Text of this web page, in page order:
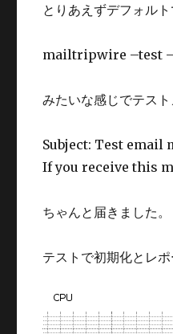
とりあえずデフォル
mailtripwire –test
みたいな感じでテス
Subject: Test
If you receive this
ちゃんと届きました。
テストで初期化とレ